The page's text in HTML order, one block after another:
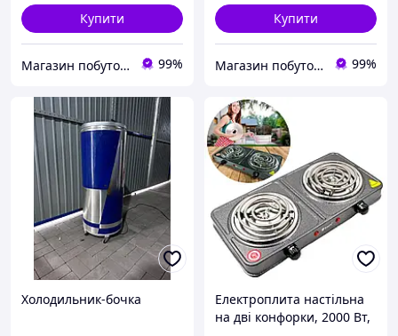
Купити
Магазин побутової техніки "De Deshevo" 99%
Купити
Магазин побутової техніки "De Deshevo" 99%
Холодильник-бочка
Електроплита настільна
на дві конфорки, 2000 Вт,